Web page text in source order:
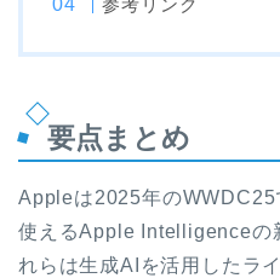
参考リンク
要点まとめ
Appleは2025年の
使えるApple Intelligenceの
れらは生成AIを活用したラ